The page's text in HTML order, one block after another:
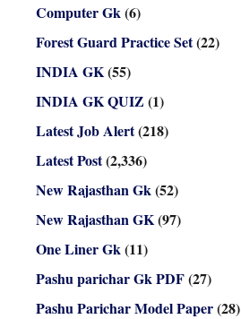
Computer Gk(6)
Forest Guard Practice Set(22)
INDIA GK(55)
INDIA GK QUIZ (1)
Latest Job Alert(218)
Latest Post(2,336)
New Rajasthan Gk(52)
New Rajasthan GK(97)
One Liner Gk(11)
Pashu parichar Gk PDF(27)
Pashu Parichar Model Paper(28)